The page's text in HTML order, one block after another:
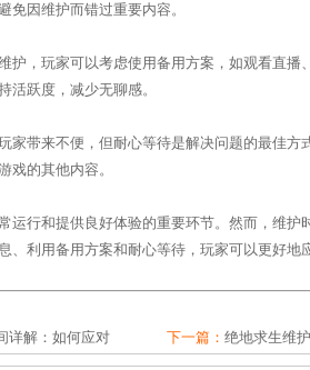
免因维护而错过重要内容。
护，玩家可以考虑使用备用方案，如观看直播
活跃度，减少无聊感。
家带来不便，但耐心等待是解决问题的最佳方
戏的其他内容。
运行和提供良好体验的重要环节。然而，维护
、利用备用方案和耐心等待，玩家可以更好地
详解：如何应对 下一篇： 绝地求生维